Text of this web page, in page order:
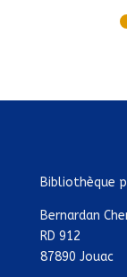
Bibliothèque
Bernardan
RD 912
87890 Jouac